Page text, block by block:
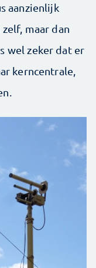
aanzienlijk
maar dan
wel zeker dat er
kerncentrale,